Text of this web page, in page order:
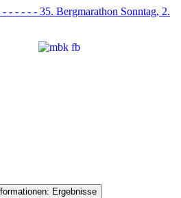
- - - - - 35. Bergmarathon Sonntag, 2.
Ergebnisse